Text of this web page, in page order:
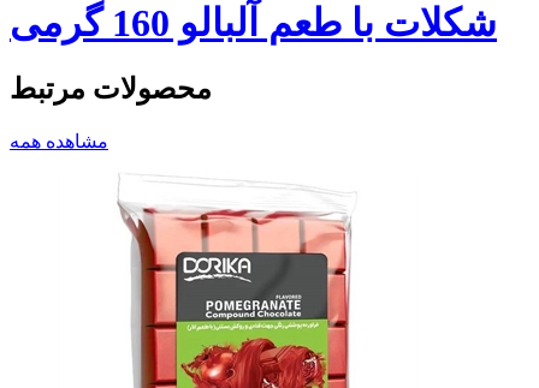
شکلات با طعم آلبالو 160 گرمی
محصولات مرتبط
مشاهده همه